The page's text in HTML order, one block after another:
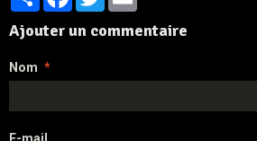
Ajouter un commentaire
Nom
E-mail